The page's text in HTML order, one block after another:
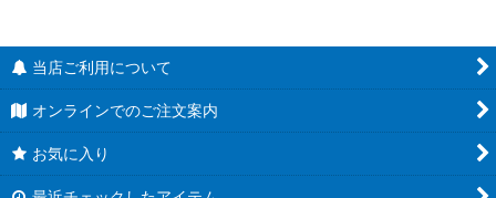
当店ご利用について
オンラインでのご注文案内
お気に入り